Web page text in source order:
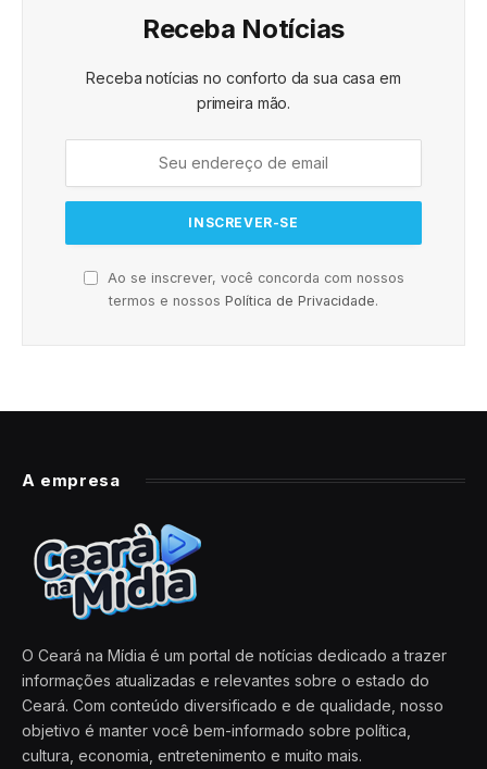
Receba Notícias
Receba notícias no conforto da sua casa em
primeira mão.
Ao se inscrever, você concorda com nossos
termos e nossos Política de Privacidade.
A empresa
O Ceará na Mídia é um portal de notícias dedicado a trazer
informações atualizadas e relevantes sobre o estado do
Ceará. Com conteúdo diversificado e de qualidade, nosso
objetivo é manter você bem-informado sobre política,
cultura, economia, entretenimento e muito mais.